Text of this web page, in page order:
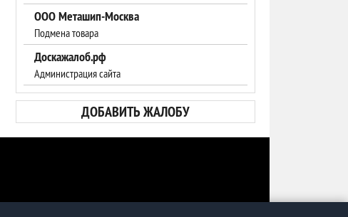
ООО Меташип-Москва
Подмена товара
Доскажалоб.рф
Администрация сайта
ДОБАВИТЬ ЖАЛОБУ